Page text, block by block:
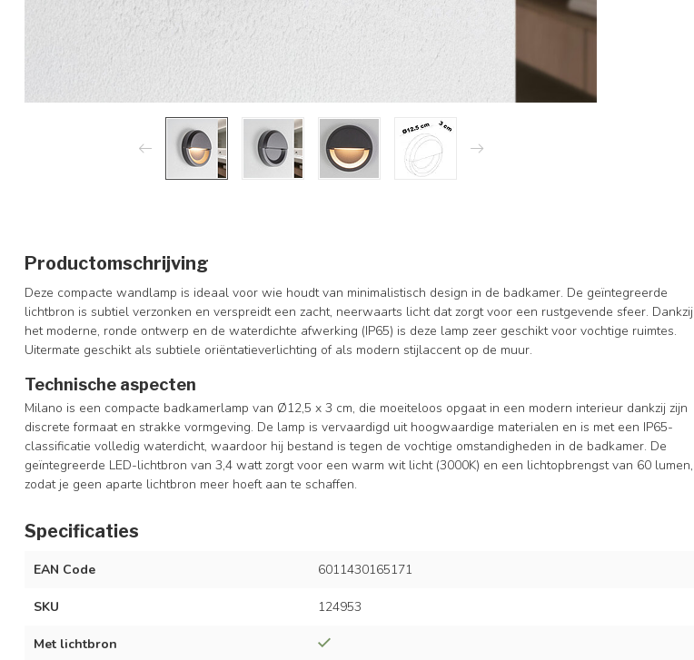
Productomschrijving
Deze compacte wandlamp is ideaal voor wie houdt van minimalistisch design in de badkamer. De geïntegreerde
lichtbron is subtiel verzonken en verspreidt een zacht, neerwaarts licht dat zorgt voor een rustgevende sfeer. Dankzij
het moderne, ronde ontwerp en de waterdichte afwerking (IP65) is deze lamp zeer geschikt voor vochtige ruimtes.
Uitermate geschikt als subtiele oriëntatieverlichting of als modern stijlaccent op de muur.
Technische aspecten
Milano is een compacte badkamerlamp van Ø12,5 x 3 cm, die moeiteloos opgaat in een modern interieur dankzij zijn
discrete formaat en strakke vormgeving. De lamp is vervaardigd uit hoogwaardige materialen en is met een IP65-
classificatie volledig waterdicht, waardoor hij bestand is tegen de vochtige omstandigheden in de badkamer. De
geïntegreerde LED-lichtbron van 3,4 watt zorgt voor een warm wit licht (3000K) en een lichtopbrengst van 60 lumen,
zodat je geen aparte lichtbron meer hoeft aan te schaffen.
Specificaties
EAN Code 6011430165171
SKU 124953
Met lichtbron